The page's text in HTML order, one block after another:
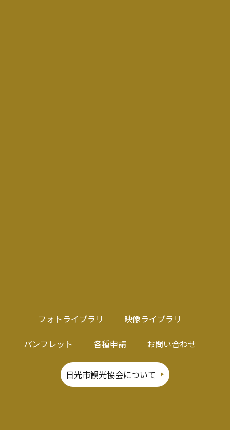
フォトライブラリ
映像ライブラリ
パンフレット
各種申請 お問い合わせ
日光市観光協会について